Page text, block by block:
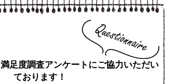
足度調査アンケートにご協力いただい
ております！